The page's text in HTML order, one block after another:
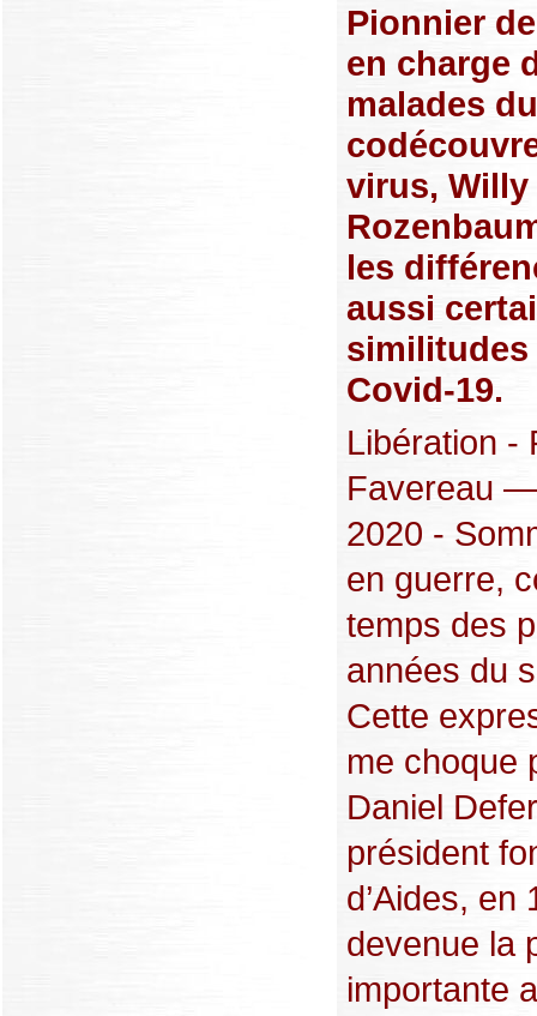
Pionnier
en charge
malades
virus, Willy
les
aussi
similitudes
Covid-19.
Libération -
Favereau
2020 -
en guerre,
temps des
années du
Cette
me choque
Daniel
président
d’Aides, en
devenue la
importante